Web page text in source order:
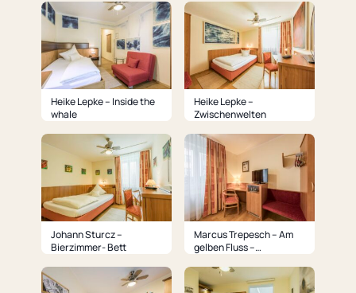
Heike Lepke – Inside the
whale
Heike Lepke –
Zwischenwelten
Johann Sturcz –
Bierzimmer- Bett
Marcus Trepesch – Am
gelben Fluss –